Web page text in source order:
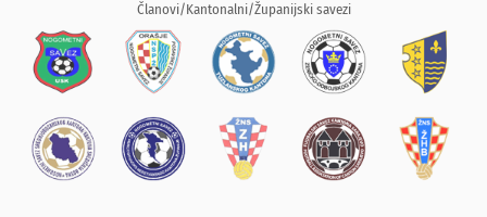
Članovi/Kantonalni/Županijski savezi